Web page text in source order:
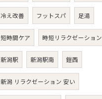
冷え改善 フットスパ 足湯
短時間ケア 時短リラクゼーション
新潟駅 新潟駅南 鎧西
新潟 リラクゼーション 安い